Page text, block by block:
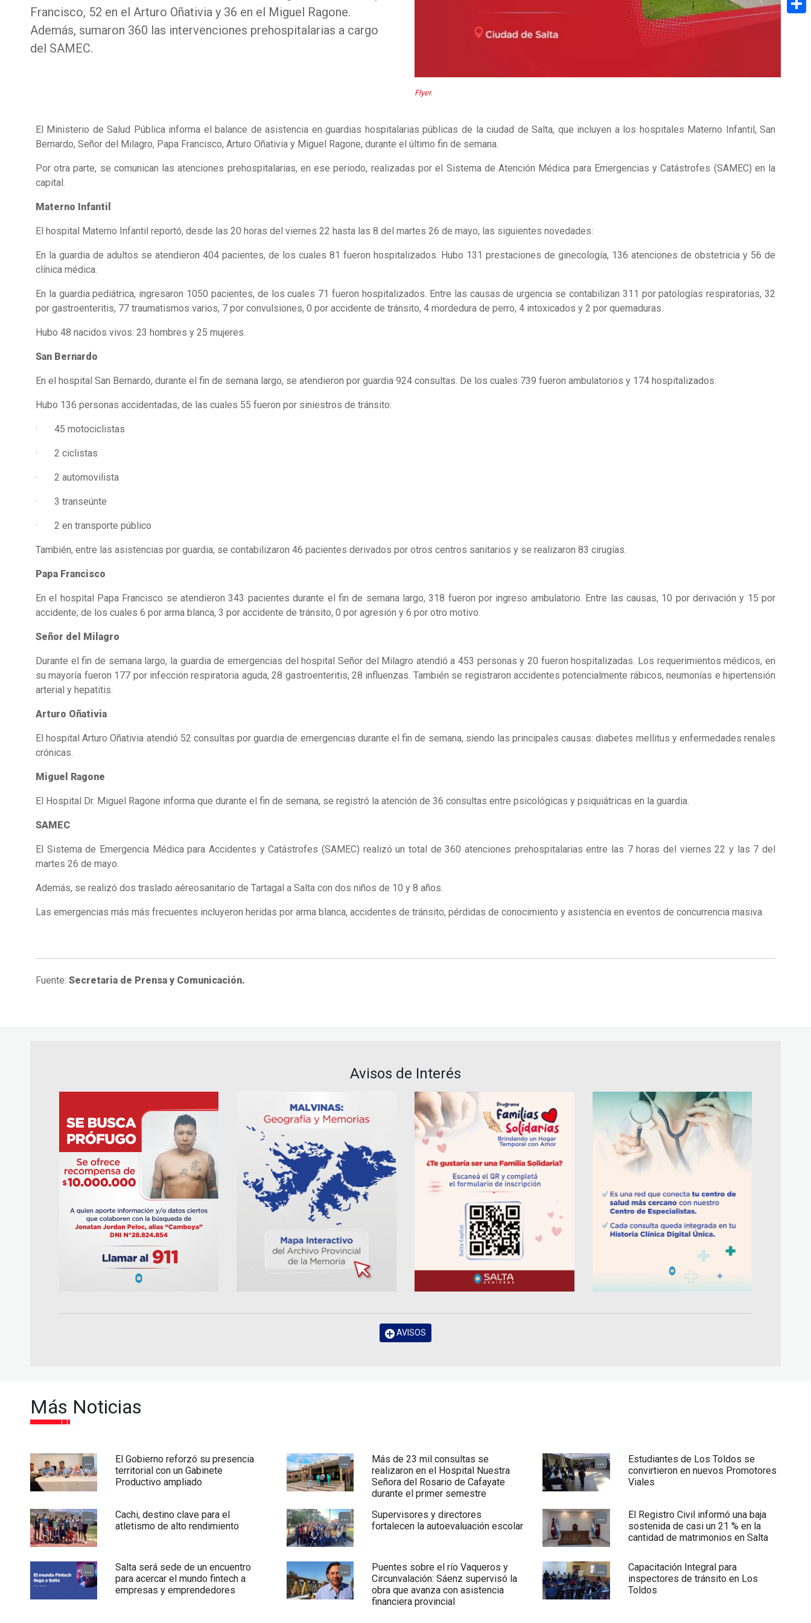
Francisco, 52 en el Arturo Oñativia y 36 en el Miguel Ragone.
Además, sumaron 360 las intervenciones prehospitalarias a cargo
del SAMEC.
Flyer.
El Ministerio de Salud Pública informa el balance de asistencia en guardias hospitalarias públicas de la ciudad de Salta, que incluyen a los hospitales Materno Infantil, San
Bernardo, Señor del Milagro, Papa Francisco, Arturo Oñativia y Miguel Ragone, durante el último fin de semana.
Por otra parte, se comunican las atenciones prehospitalarias, en ese periodo, realizadas por el Sistema de Atención Médica para Emergencias y Catástrofes (SAMEC) en la
capital.
Materno Infantil
El hospital Materno Infantil reportó, desde las 20 horas del viernes 22 hasta las 8 del martes 26 de mayo, las siguientes novedades:
En la guardia de adultos se atendieron 404 pacientes, de los cuales 81 fueron hospitalizados. Hubo 131 prestaciones de ginecología, 136 atenciones de obstetricia y 56 de
clínica médica.
En la guardia pediátrica, ingresaron 1050 pacientes, de los cuales 71 fueron hospitalizados. Entre las causas de urgencia se contabilizan 311 por patologías respiratorias, 32
por gastroenteritis, 77 traumatismos varios, 7 por convulsiones, 0 por accidente de tránsito, 4 mordedura de perro, 4 intoxicados y 2 por quemaduras.
Hubo 48 nacidos vivos: 23 hombres y 25 mujeres.
San Bernardo
En el hospital San Bernardo, durante el fin de semana largo, se atendieron por guardia 924 consultas. De los cuales 739 fueron ambulatorios y 174 hospitalizados.
Hubo 136 personas accidentadas, de las cuales 55 fueron por siniestros de tránsito:
· 45 motociclistas
· 2 ciclistas
· 2 automovilista
· 3 transeúnte
· 2 en transporte público
También, entre las asistencias por guardia, se contabilizaron 46 pacientes derivados por otros centros sanitarios y se realizaron 83 cirugías.
Papa Francisco
En el hospital Papa Francisco se atendieron 343 pacientes durante el fin de semana largo, 318 fueron por ingreso ambulatorio. Entre las causas, 10 por derivación y 15 por
accidente; de los cuales 6 por arma blanca, 3 por accidente de tránsito, 0 por agresión y 6 por otro motivo.
Señor del Milagro
Durante el fin de semana largo, la guardia de emergencias del hospital Señor del Milagro atendió a 453 personas y 20 fueron hospitalizadas. Los requerimientos médicos, en
su mayoría fueron 177 por infección respiratoria aguda, 28 gastroenteritis, 28 influenzas. También se registraron accidentes potencialmente rábicos, neumonías e hipertensión
arterial y hepatitis.
Arturo Oñativia
El hospital Arturo Oñativia atendió 52 consultas por guardia de emergencias durante el fin de semana, siendo las principales causas: diabetes mellitus y enfermedades renales
crónicas.
Miguel Ragone
El Hospital Dr. Miguel Ragone informa que durante el fin de semana, se registró la atención de 36 consultas entre psicológicas y psiquiátricas en la guardia.
SAMEC
El Sistema de Emergencia Médica para Accidentes y Catástrofes (SAMEC) realizó un total de 360 atenciones prehospitalarias entre las 7 horas del viernes 22 y las 7 del
martes 26 de mayo.
Además, se realizó dos traslado aéreosanitario de Tartagal a Salta con dos niños de 10 y 8 años.
Las emergencias más más frecuentes incluyeron heridas por arma blanca, accidentes de tránsito, pérdidas de conocimiento y asistencia en eventos de concurrencia masiva.
Fuente: Secretaria de Prensa y Comunicación.
Avisos de Interés
AVISOS
Más Noticias
...
El Gobierno reforzó su presencia
territorial con un Gabinete
Productivo ampliado
...
Más de 23 mil consultas se
realizaron en el Hospital Nuestra
Señora del Rosario de Cafayate
durante el primer semestre
...
Estudiantes de Los Toldos se
convirtieron en nuevos Promotores
Viales
...
Cachi, destino clave para el
atletismo de alto rendimiento
...
Supervisores y directores
fortalecen la autoevaluación escolar
...
El Registro Civil informó una baja
sostenida de casi un 21 % en la
cantidad de matrimonios en Salta
...
Salta será sede de un encuentro
para acercar el mundo fintech a
empresas y emprendedores
...
Puentes sobre el río Vaqueros y
Circunvalación: Sáenz supervisó la
obra que avanza con asistencia
financiera provincial
...
Capacitación Integral para
inspectores de tránsito en Los
Toldos